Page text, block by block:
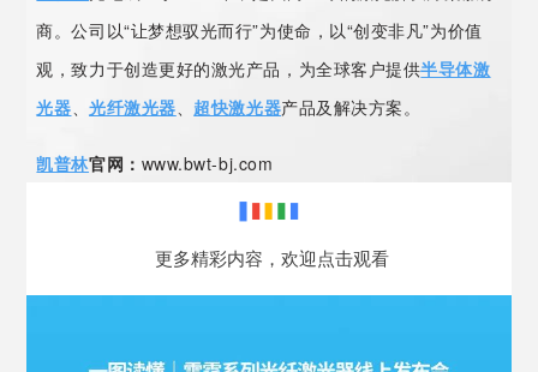
商。公司以“让梦想驭光而行”为使命，以“创变非凡”为价值
观，致力于创造更好的激光产品，为全球客户提供半导体激
光器、光纤激光器、 超快激光器产品及解决方案。
凯普林官网： www.bwt-bj.com
更多精彩内容，欢迎点击观看